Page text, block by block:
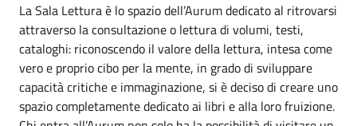
La Sala Lettura è lo spazio dell’Aurum dedicato al ritrovarsi
attraverso la consultazione o lettura di volumi, testi,
cataloghi: riconoscendo il valore della lettura, intesa come
vero e proprio cibo per la mente, in grado di sviluppare
capacità critiche e immaginazione, si è deciso di creare uno
spazio completamente dedicato ai libri e alla loro fruizione.